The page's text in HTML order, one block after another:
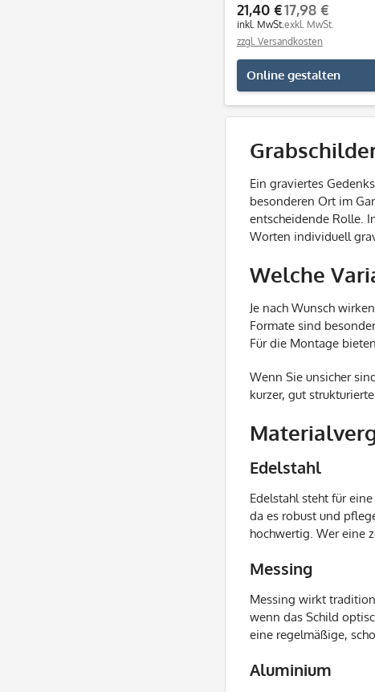
21,40 €
inkl. MwSt.
17,98 €
exkl. MwSt.
zzgl. Versandkosten
Online gestalten
Ein graviertes
besonderen Ort im
entscheidende Rolle.
Worten individuell
Welche
Je nach Wunsch
Formate sind
Für die Montage
Wenn Sie unsicher
kurzer, gut
Edelstahl
Edelstahl steht für
da es robust und
hochwertig. Wer eine
Messing
Messing wirkt
wenn das Schild
eine regelmäßige,
Aluminium